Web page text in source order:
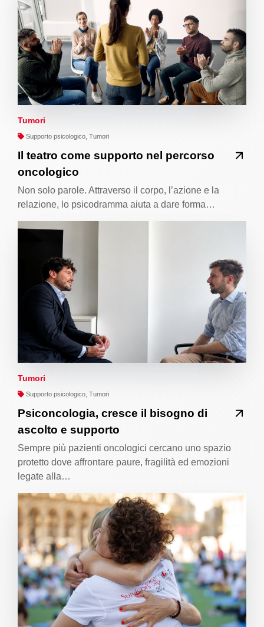
Tumori
Supporto psicologico, Tumori
Il teatro come supporto nel percorso
oncologico
Non solo parole. Attraverso il corpo, l’azione e la
relazione, lo psicodramma aiuta a dare forma…
Tumori
Supporto psicologico, Tumori
Psiconcologia, cresce il bisogno di
ascolto e supporto
Sempre più pazienti oncologici cercano uno spazio
protetto dove affrontare paure, fragilità ed emozioni
legate alla…